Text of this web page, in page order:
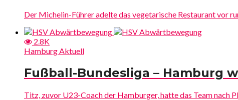
Der Michelin-Führer adelte das vegetarische Restaurant vor
2.8K
Hamburg Aktuell
Fußball-Bundesliga – Hamburg
Titz, zuvor U23-Coach der Hamburger, hatte das Team nach